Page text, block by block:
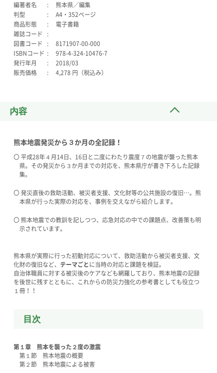
編著者名
熊本県／編集
判型
A4・352ページ
商品形態
電子書籍
雑誌コード
図書コード
8171907-00-000
ISBNコード
978-4-324-10476-7
発行年月
2018/03
販売価格
4,278 円（税込み）
内容
熊本地震発災から３か月の全記録！
〇 平成28年４月14日、16日と二度にわたり震度７の地震が襲った熊本
県。その発災から３か月までの対応を、熊本県庁が書き下ろした記録
集。
〇 発災直後の救助活動、被災者支援、文化財等の公共施設の復旧…。熊
本県が行った実際の対応を、事例を交えながら紹介します。
〇 熊本地震での教訓を記しつつ、応急対応の中での課題点、改善策も明
示されています。
熊本県が実際に行った初動対応について、救助活動から被災者支援、文
化財の復旧など、 テーマごとに当時の対応と課題を検証。
自治体職員に対する被災後のケアなども網羅しており、熊本地震の記録
を後世に残すとともに、これからの防災力強化の参考書としても役立つ
１冊！！
目次
第１章 熊本を襲った２度の激震
第１節 熊本地震の概要
第２節 熊本地震による被害